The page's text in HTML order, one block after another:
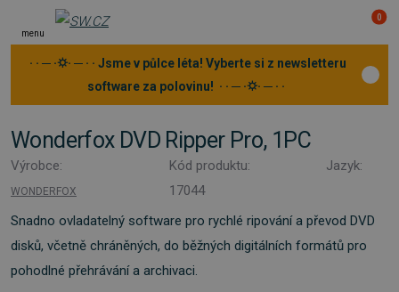
menu
0
· · ─ ·⛭· ─ · · Jsme v půlce léta! Vyberte si z newsletteru
software za polovinu! · · ─ ·⛭· ─ · ·
Wonderfox DVD Ripper Pro, 1PC
Výrobce:
WONDERFOX
Kód produktu:
17044
Jazyk:
Snadno ovladatelný software pro rychlé ripování a převod DVD
disků, včetně chráněných, do běžných digitálních formátů pro
pohodlné přehrávání a archivaci.